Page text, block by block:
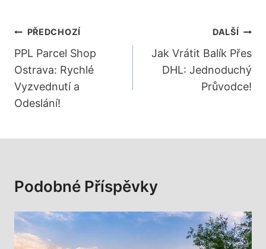
Navigace
Pro
Příspěvek
PŘEDCHOZÍ
PPL Parcel Shop
Ostrava: Rychlé
Vyzvednutí a
Odeslání!
DALŠÍ
Jak Vrátit Balík Přes
DHL: Jednoduchý
Průvodce!
Podobné Příspěvky